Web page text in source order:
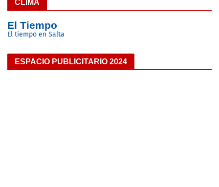
CLIMA
El Tiempo
El tiempo en Salta
ESPACIO PUBLICITARIO 2024